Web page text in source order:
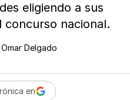
eligiendo a sus
concurso nacional.
Omar Delgado
en